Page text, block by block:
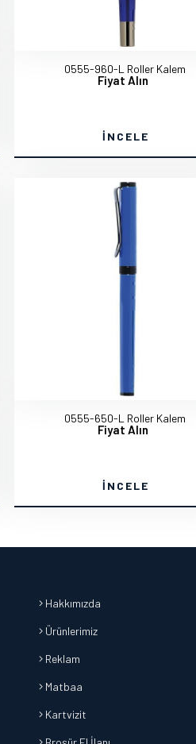
0555-960-L Roller Kalem
Fiyat Alın
İNCELE
0555-650-L Roller Kalem
Fiyat Alın
İNCELE
Hakkımızda
Ürünlerimiz
Reklam
Matbaa
Kartvizit